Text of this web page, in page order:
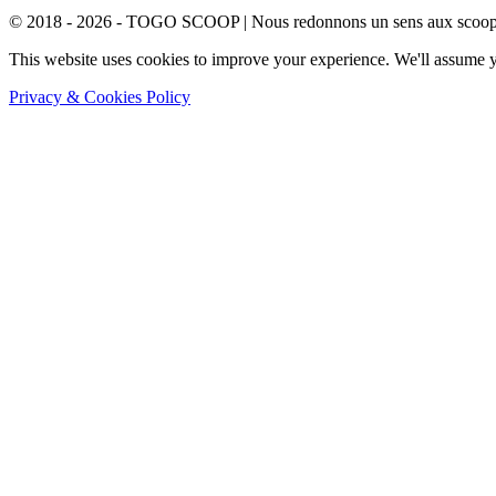
© 2018 - 2026 - TOGO SCOOP | Nous redonnons un sens aux
This website uses cookies to improve your experience. We'll
Privacy & Cookies Policy